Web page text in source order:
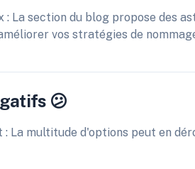
: La section du blog propose des
vos stratégies de
😕
: La multitude d'options peut en